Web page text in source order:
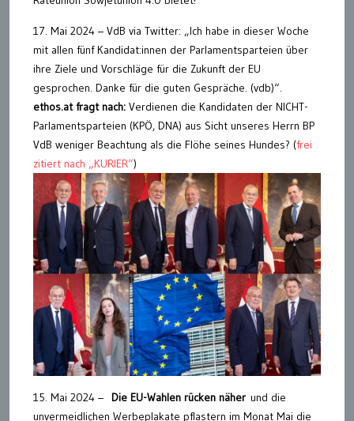
17. Mai 2024 – VdB via Twitter: „Ich habe in dieser Woche
mit allen fünf Kandidat:innen der Parlamentsparteien über
ihre Ziele und Vorschläge für die Zukunft der EU
gesprochen. Danke für die guten Gespräche. (vdb)“.
ethos.at fragt nach: Verdienen die Kandidaten der NICHT-
Parlamentsparteien (KPÖ, DNA) aus Sicht unseres Herrn BP
VdB weniger Beachtung als die Flöhe seines Hundes? (frei
zitiert nach „KURIER“)
15. Mai 2024 – Die EU-Wahlen rücken näher und die
unvermeidlichen Werbeplakate pflastern im Monat Mai die